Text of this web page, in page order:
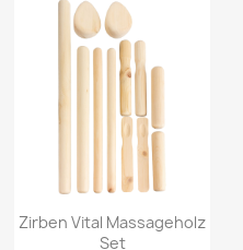
Vorschau
Zirben Vital Massageholz
Set